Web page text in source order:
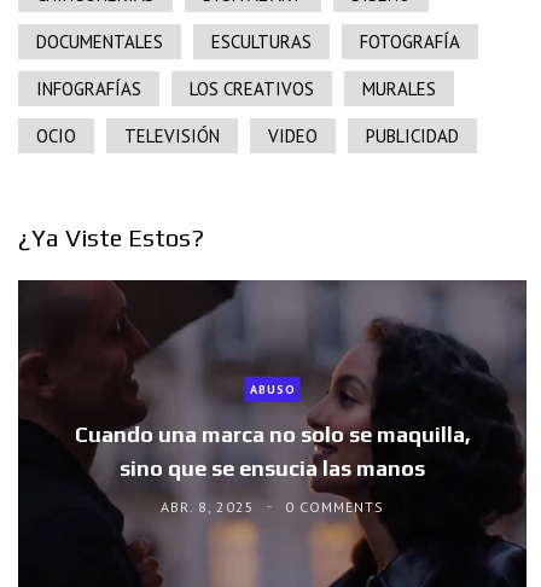
DOCUMENTALES ESCULTURAS FOTOGRAFÍA
INFOGRAFÍAS LOS CREATIVOS MURALES
OCIO TELEVISIÓN VIDEO PUBLICIDAD
¿Ya Viste Estos?
ABUSO
Cuando una marca no solo se maquilla,
sino que se ensucia las manos
ABR. 8, 2025 0 COMMENTS